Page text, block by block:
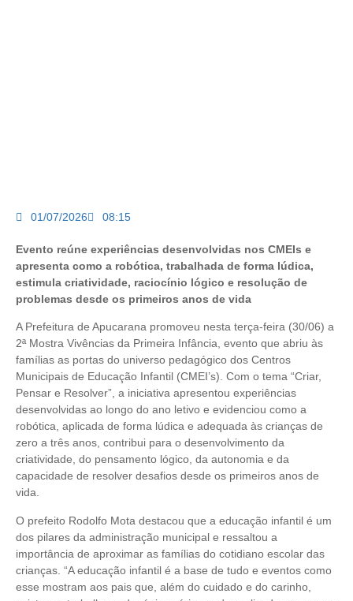
01/07/2026 08:15
Evento reúne experiências desenvolvidas nos CMEIs e
apresenta como a robótica, trabalhada de forma lúdica,
estimula criatividade, raciocínio lógico e resolução de
problemas desde os primeiros anos de vida
A Prefeitura de Apucarana promoveu nesta terça-feira (30/06) a
2ª Mostra Vivências da Primeira Infância, evento que abriu às
famílias as portas do universo pedagógico dos Centros
Municipais de Educação Infantil (CMEI’s). Com o tema “Criar,
Pensar e Resolver”, a iniciativa apresentou experiências
desenvolvidas ao longo do ano letivo e evidenciou como a
robótica, aplicada de forma lúdica e adequada às crianças de
zero a três anos, contribui para o desenvolvimento da
criatividade, do pensamento lógico, da autonomia e da
capacidade de resolver desafios desde os primeiros anos de
vida.
O prefeito Rodolfo Mota destacou que a educação infantil é um
dos pilares da administração municipal e ressaltou a
importância de aproximar as famílias do cotidiano escolar das
crianças. “A educação infantil é a base de tudo e eventos como
esse mostram aos pais que, além do cuidado e do carinho,